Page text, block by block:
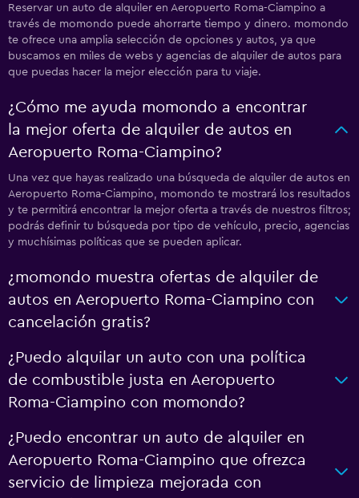
Reservar un auto de alquiler en Aeropuerto Roma-Ciampino a
través de momondo puede ahorrarte tiempo y dinero. momondo
te ofrece una amplia selección de opciones y autos, ya que
buscamos en miles de webs y agencias de alquiler de autos para
que puedas hacer la mejor elección para tu viaje.
¿Cómo me ayuda momondo a encontrar
la mejor oferta de alquiler de autos en
Aeropuerto Roma-Ciampino?
Una vez que hayas realizado una búsqueda de alquiler de autos en
Aeropuerto Roma-Ciampino, momondo te mostrará los resultados
y te permitirá encontrar la mejor oferta a través de nuestros filtros;
podrás definir tu búsqueda por tipo de vehículo, precio, agencias
y muchísimas políticas que se pueden aplicar.
¿momondo muestra ofertas de alquiler de
autos en Aeropuerto Roma-Ciampino con
cancelación gratis?
¿Puedo alquilar un auto con una política
de combustible justa en Aeropuerto
Roma-Ciampino con momondo?
¿Puedo encontrar un auto de alquiler en
Aeropuerto Roma-Ciampino que ofrezca
servicio de limpieza mejorada con